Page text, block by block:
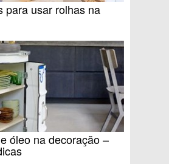
para usar rolhas na
óleo na decoração –